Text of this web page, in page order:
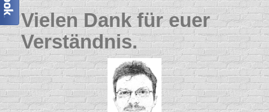
Vielen Dank für euer
Verständnis.